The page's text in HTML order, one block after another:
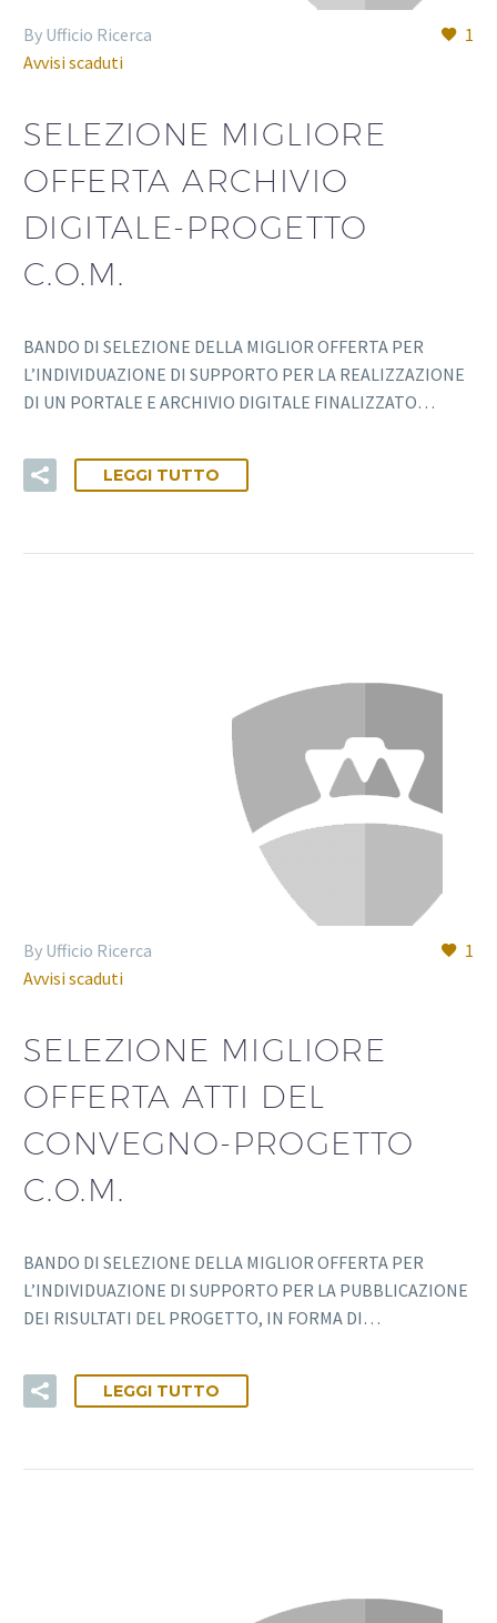
1
By Ufficio Ricerca
Avvisi scaduti
SELEZIONE MIGLIORE
OFFERTA ARCHIVIO
DIGITALE-PROGETTO
C.O.M.
BANDO DI SELEZIONE DELLA MIGLIOR OFFERTA PER
L’INDIVIDUAZIONE DI SUPPORTO PER LA REALIZZAZIONE
DI UN PORTALE E ARCHIVIO DIGITALE FINALIZZATO…
LEGGI TUTTO
1
By Ufficio Ricerca
Avvisi scaduti
SELEZIONE MIGLIORE
OFFERTA ATTI DEL
CONVEGNO-PROGETTO
C.O.M.
BANDO DI SELEZIONE DELLA MIGLIOR OFFERTA PER
L’INDIVIDUAZIONE DI SUPPORTO PER LA PUBBLICAZIONE
DEI RISULTATI DEL PROGETTO, IN FORMA DI…
LEGGI TUTTO